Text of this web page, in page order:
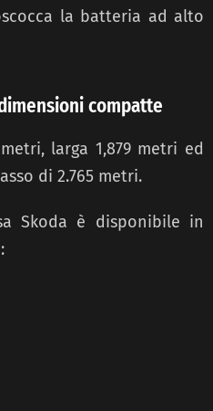
la batteria ad alto
compatte
larga 1,879 metri ed
di 2.765 metri.
Skoda è disponibile in